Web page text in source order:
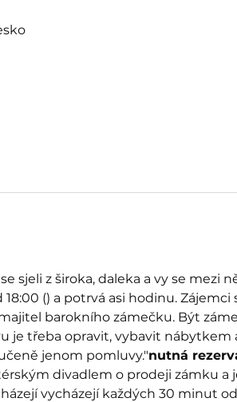
sjeli z široka, daleka a vy se mezi
() a potrvá asi hodinu. Zájemci
barokního zámečku. Být
je třeba opravit, vybavit nábytkem
jenom pomluvy."nutná
divadlem o prodeji zámku a
vycházejí každých 30 minut od